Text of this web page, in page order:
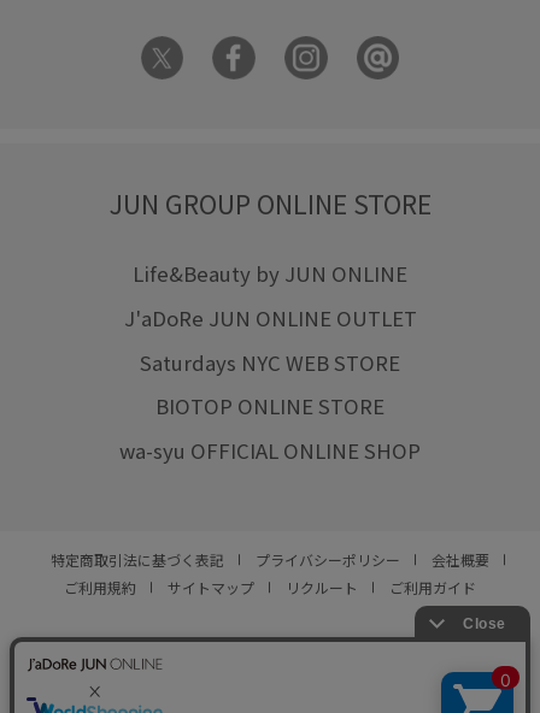
JUN GROUP ONLINE STORE
Life&Beauty by JUN ONLINE
J'aDoRe JUN ONLINE OUTLET
Saturdays NYC WEB STORE
BIOTOP ONLINE STORE
wa-syu OFFICIAL ONLINE SHOP
特定商取引法に基づく表記 プライバシーポリシー
会社概要
ご利用規約
サイトマップ リクルート ご利用ガイド
© JUN CO.,LTD. ALL RIGHTS RESERVED.